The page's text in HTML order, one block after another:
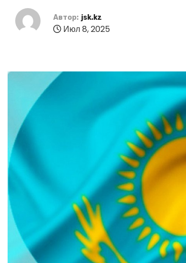
Автор: jsk.kz
Июл 8, 2025